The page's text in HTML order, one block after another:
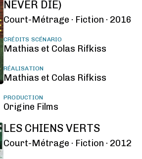
NEVER DIE)
Court-Métrage · Fiction · 2016
CRÉDITS SCÉNARIO
Mathias et Colas Rifkiss
RÉALISATION
Mathias et Colas Rifkiss
PRODUCTION
Origine Films
LES CHIENS VERTS
Court-Métrage · Fiction · 2012